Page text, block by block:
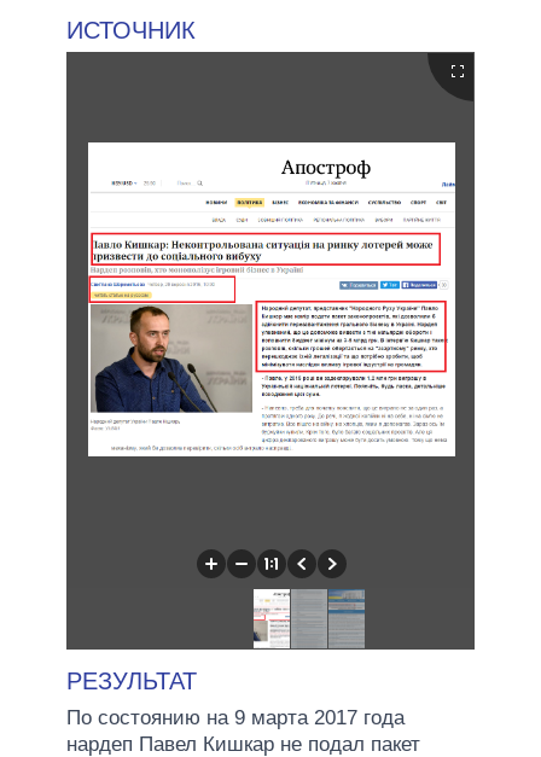
ИСТОЧНИК
РЕЗУЛЬТАТ
По состоянию на 9 марта 2017 года
нардеп Павел Кишкар не подал пакет